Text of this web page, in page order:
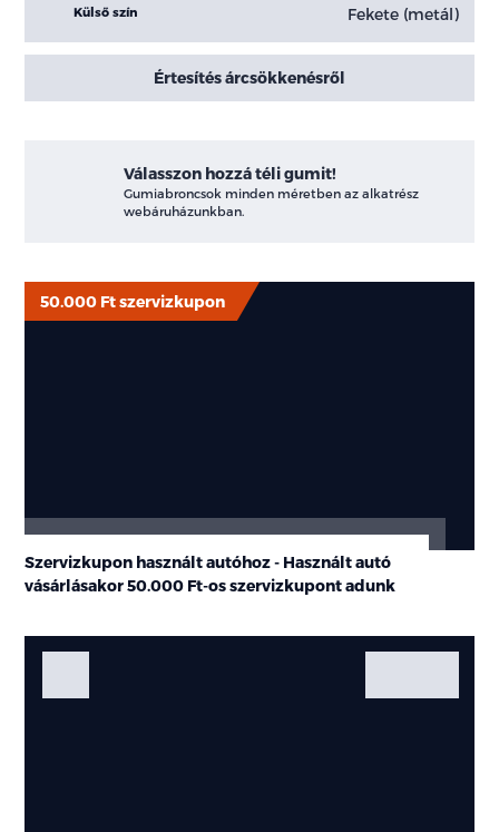
Külső szín Fekete (metál)
Értesítés árcsökkenésről
Válasszon hozzá téli gumit!
Gumiabroncsok minden méretben az alkatrész
webáruházunkban.
Szervizkupon használt autóhoz - Használt autó
vásárlásakor50.000 Ft-osszervizkupont adunk
50.000 Ft szervizkupon
Galéria
Fotók